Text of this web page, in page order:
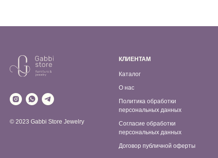
© 2023 Gabbi Store Jewelry
КЛИЕНТАМ
Каталог
О нас
Политика обработки
персональных данных
Согласие обработки
персональных данных
Договор публичной оферты